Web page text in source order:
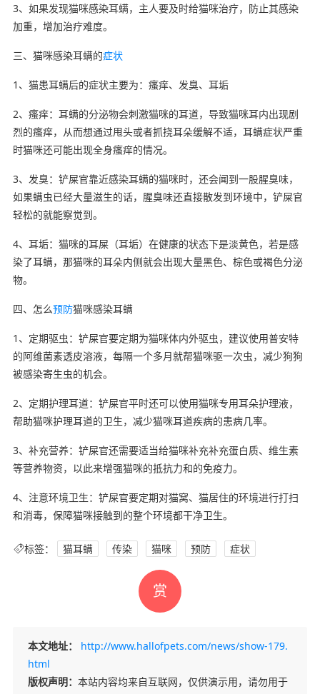
3、如果发现猫咪感染耳螨，主人要及时给猫咪治疗，防止其感染
加重，增加治疗难度。
三、猫咪感染耳螨的症状
1、猫患耳螨后的症状主要为：瘙痒、发臭、耳垢
2、瘙痒：耳螨的分泌物会刺激猫咪的耳道，导致猫咪耳内出现剧
烈的瘙痒，从而想通过甩头或者抓挠耳朵缓解不适，耳螨症状严重
时猫咪还可能出现全身瘙痒的情况。
3、发臭：铲屎官靠近感染耳螨的猫咪时，还会闻到一股腥臭味，
如果螨虫已经大量滋生的话，腥臭味还直接散发到环境中，铲屎官
轻松的就能察觉到。
4、耳垢：猫咪的耳屎（耳垢）在健康的状态下是淡黄色，若是感
染了耳螨，那猫咪的耳朵内侧就会出现大量黑色、棕色或褐色分泌
物。
四、怎么预防猫咪感染耳螨
1、定期驱虫：铲屎官要定期为猫咪体内外驱虫，建议使用普安特
的阿维菌素透皮溶液，每隔一个多月就帮猫咪驱一次虫，减少狗狗
被感染寄生虫的机会。
2、定期护理耳道：铲屎官平时还可以使用猫咪专用耳朵护理液，
帮助猫咪护理耳道的卫生，减少猫咪耳道疾病的患病几率。
3、补充营养：铲屎官还需要适当给猫咪补充补充蛋白质、维生素
等营养物资，以此来增强猫咪的抵抗力和的免疫力。
4、注意环境卫生：铲屎官要定期对猫窝、猫居住的环境进行打扫
和消毒，保障猫咪接触到的整个环境都干净卫生。
标签： 猫耳螨 传染 猫咪 预防 症状
赏
本文地址：
http://www.hallofpets.com/news/show-179.
html
版权声明： 本站内容均来自互联网，仅供演示用，请勿用于